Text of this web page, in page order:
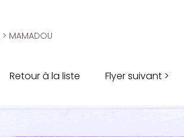
> MAMADOU
Retour à la liste Flyer suivant >